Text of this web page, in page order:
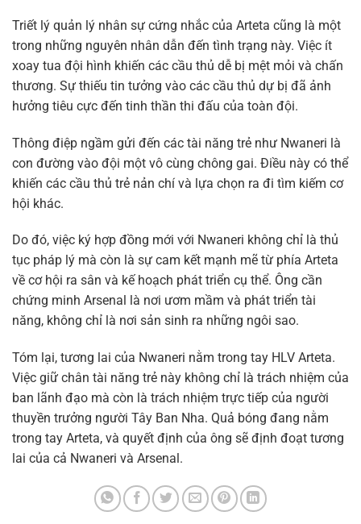
Triết lý quản lý nhân sự cứng nhắc của Arteta cũng là một
trong những nguyên nhân dẫn đến tình trạng này. Việc ít
xoay tua đội hình khiến các cầu thủ dễ bị mệt mỏi và chấn
thương. Sự thiếu tin tưởng vào các cầu thủ dự bị đã ảnh
hưởng tiêu cực đến tinh thần thi đấu của toàn đội.
Thông điệp ngầm gửi đến các tài năng trẻ như Nwaneri là
con đường vào đội một vô cùng chông gai. Điều này có thể
khiến các cầu thủ trẻ nản chí và lựa chọn ra đi tìm kiếm cơ
hội khác.
Do đó, việc ký hợp đồng mới với Nwaneri không chỉ là thủ
tục pháp lý mà còn là sự cam kết mạnh mẽ từ phía Arteta
về cơ hội ra sân và kế hoạch phát triển cụ thể. Ông cần
chứng minh Arsenal là nơi ươm mầm và phát triển tài
năng, không chỉ là nơi sản sinh ra những ngôi sao.
Tóm lại, tương lai của Nwaneri nằm trong tay HLV Arteta.
Việc giữ chân tài năng trẻ này không chỉ là trách nhiệm của
ban lãnh đạo mà còn là trách nhiệm trực tiếp của người
thuyền trưởng người Tây Ban Nha. Quả bóng đang nằm
trong tay Arteta, và quyết định của ông sẽ định đoạt tương
lai của cả Nwaneri và Arsenal.